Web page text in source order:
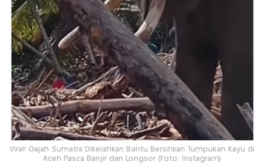
Viral! Gajah Sumatra Dikerahkan Bantu Bersihkan Tumpukan Kayu di
Aceh Pasca Banjir dan Longsor (Foto: Instagram)